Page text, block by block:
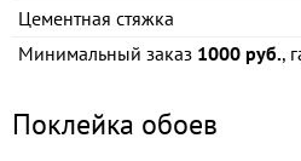
Цементная стяжка
Минимальный заказ 1000 руб.,
Поклейка обоев